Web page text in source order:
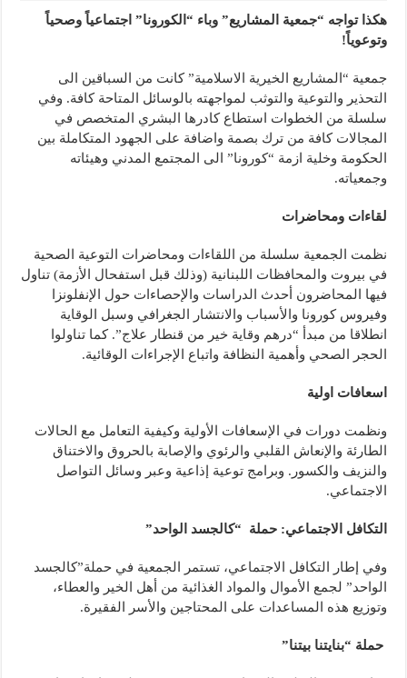
هكذا تواجه “جمعية المشاريع” وباء “الكورونا” اجتماعياً وصحياً
وتوعوياً!
جمعية “المشاريع الخيرية الاسلامية” كانت من السباقين الى
التحذير والتوعية والتوثب لمواجهته بالوسائل المتاحة كافة. وفي
سلسلة من الخطوات استطاع كادرها البشري المتخصص في
المجالات كافة من ترك بصمة واضافة على الجهود المتكاملة بين
الحكومة وخلية ازمة “كورونا” الى المجتمع المدني وهيئاته
وجمعياته.
لقاءات ومحاضرات
نظمت الجمعية سلسلة من اللقاءات ومحاضرات التوعية الصحية
في بيروت والمحافظات اللبنانية (وذلك قبل استفحال الأزمة) تناول
فيها المحاضرون أحدث الدراسات والإحصاءات حول الإنفلونزا
وفيروس كورونا والأسباب والانتشار الجغرافي وسبل الوقاية
انطلاقا من مبدأ “درهم وقاية خير من قنطار علاج”. كما تناولوا
الحجر الصحي وأهمية النظافة واتباع الإجراءات الوقائية.
اسعافات اولية
ونظمت دورات في الإسعافات الأولية وكيفية التعامل مع الحالات
الطارئة والإنعاش القلبي والرئوي والإصابة بالحروق والاختناق
والنزيف والكسور. وبرامج توعية إذاعية وعبر وسائل التواصل
الاجتماعي.
التكافل الاجتماعي: حملة “كالجسد الواحد”
وفي إطار التكافل الاجتماعي، تستمر الجمعية في حملة”كالجسد
الواحد” لجمع الأموال والمواد الغذائية من أهل الخير والعطاء،
وتوزيع هذه المساعدات على المحتاجين والأسر الفقيرة.
حملة “بنايتنا بيتنا”